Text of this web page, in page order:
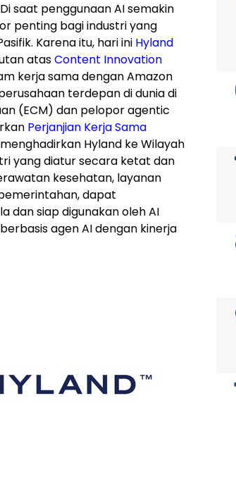
saat penggunaan AI semakin
penting bagi industri yang
Karena itu, hari ini Hyland
atasContent Innovation
kerja sama dengan Amazon
terdepan di dunia di
(ECM) dan pelopor agentic
Perjanjian Kerja Sama
Hyland ke Wilayah
yang diatur secara ketat dan
kesehatan, layanan
dapat
dan siap digunakan oleh AI
agen AI dengan kinerja